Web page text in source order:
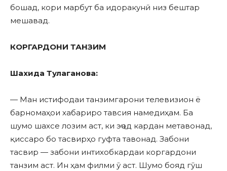
бошад, кори марбут ба идоракунӣ низ бештар
мешавад.
КОРГАРДОНИ ТАНЗИМ
Шахида Тулаганова:
— Ман истифодаи танзимгарони телевизион ё
барномаҳои хабариро тавсия намедиҳам. Ба
шумо шахсе лозим аст, ки эҷод кардан метавонад,
қиссаро бо тасвирҳо гуфта тавонад. Забони
тасвир — забони интихобкардаи коргардони
танзим аст. Ин ҳам филми ӯ аст. Шумо бояд гӯш